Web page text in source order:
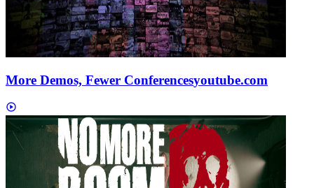
More Demos, Fewer Conferencesyoutube.com